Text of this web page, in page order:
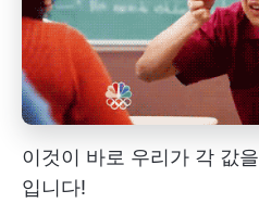
이것이 바로 우리가 각 값을
입니다!